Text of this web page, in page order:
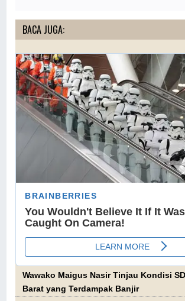
BACA JUGA:
Wawako Maigus Nasir Tinjau Kondisi
Barat yang Terdampak Banjir